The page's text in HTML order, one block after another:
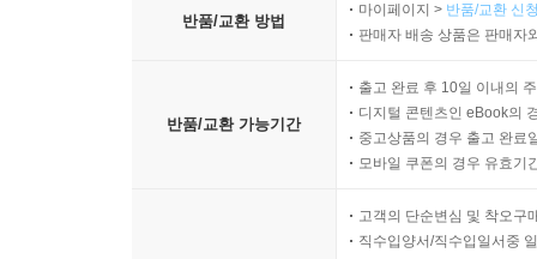
반품/교환 방법
마이페이지 > 반품/교환 신
판매자 배송 상품은 판매자
반품/교환 가능기간
출고 완료 후 10일 이내의
디지털 콘텐츠인 eBook의
중고상품의 경우 출고 완료
모바일 쿠폰의 경우 유효기
고객의 단순변심 및 착오구
직수입양서/직수입일서중